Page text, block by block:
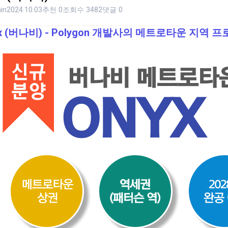
2024.10.03추천 0조회수 3482댓글 0
(버나비) - Polygon 개발사의 메트로타운 지역 프